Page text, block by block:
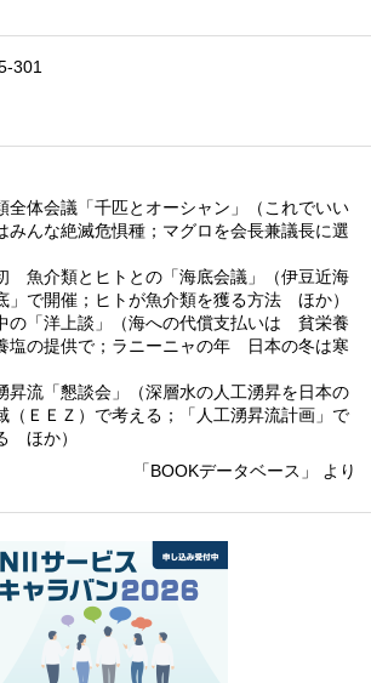
301
体会議「千匹とオーシャン」（これでいい
みんな絶滅危惧種；マグロを会長兼議長に選
魚介類とヒトとの「海底会議」（伊豆近海
」で開催；ヒトが魚介類を獲る方法 ほか）
「洋上談」（海への代償支払いは 貧栄養
塩の提供で；ラニーニャの年 日本の冬は寒
流「懇談会」（深層水の人工湧昇を日本の
（ＥＥＺ）で考える；「人工湧昇流計画」で
ほか）
「BOOKデータベース」 より